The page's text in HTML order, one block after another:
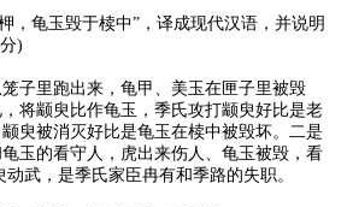
，龟玉毁于椟中”，译成现代汉语，并说明
)
子里跑出来，龟甲、美玉在匣子里被毁
将颛臾比作龟玉，季氏攻打颛臾好比是老
臾被消灭好比是龟玉在椟中被毁坏。二是
玉的看守人，虎出来伤人、龟玉被毁，看
武，是季氏家臣冉有和季路的失职。